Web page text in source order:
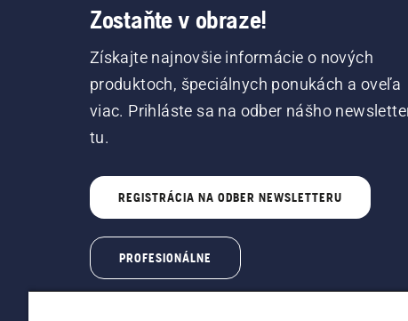
Zostaňte v obraze!
Získajte najnovšie informácie o nových
produktoch, špeciálnych ponukách a oveľa
viac. Prihláste sa na odber nášho
tu.
REGISTRÁCIA NA ODBER NEWSLETTERU
PROFESIONÁLNE